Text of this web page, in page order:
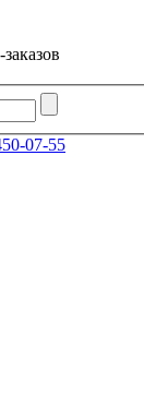
07-55